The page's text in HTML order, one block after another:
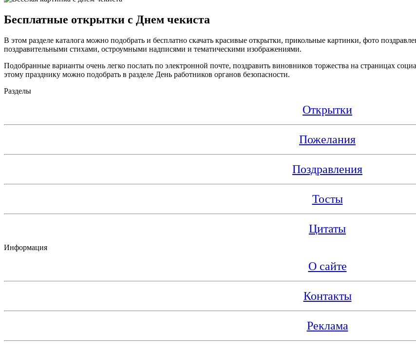
Бесплатные открытки с Днем чекиста
В этом разделе каталога можно подобрать и бесплатно скачать красивые открытки, прикольные картинки, фото
поздравительными стихами, остроумными надписями и тематическими изображениями.
Подобранные варианты очень легко послать по электронной почте, поздравить виновников торжества на страницах
этому празднику можно подобрать в разделе День работников органов безопасности.
Разделы
Открытки
Пожелания
Поздравления
Тосты
Цитаты
Информация
О сайте
Контакты
Реклама